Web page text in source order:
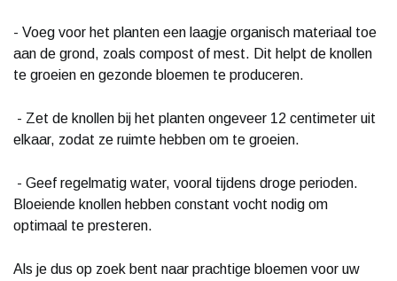
- Voeg voor het planten een laagje organisch materiaal toe
aan de grond, zoals compost of mest. Dit helpt de knollen
te groeien en gezonde bloemen te produceren.
- Zet de knollen bij het planten ongeveer 12 centimeter uit
elkaar, zodat ze ruimte hebben om te groeien.
- Geef regelmatig water, vooral tijdens droge perioden.
Bloeiende knollen hebben constant vocht nodig om
optimaal te presteren.
Als je dus op zoek bent naar prachtige bloemen voor uw